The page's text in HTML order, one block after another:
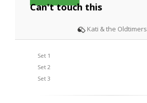
Can't touch this
Kati & the Oldtimers
Set 1
Set 2
Set 3